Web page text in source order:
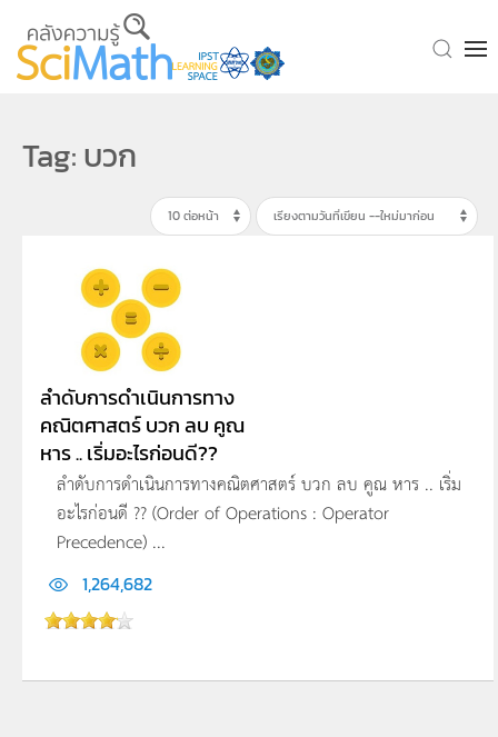
Skip to main content
Tag: บวก
ลำดับการดำเนินการทาง
คณิตศาสตร์ บวก ลบ คูณ
หาร .. เริ่มอะไรก่อนดี??
ลำดับการดำเนินการทางคณิตศาสตร์ บวก ลบ คูณ หาร .. เริ่ม
อะไรก่อนดี ?? (Order of Operations : Operator
Precedence) ...
1,264,682